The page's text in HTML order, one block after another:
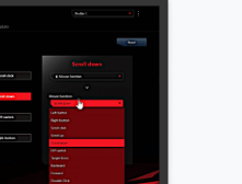
за међународни
система позадине